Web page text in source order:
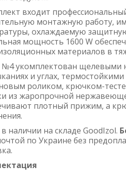
входит
монтажную работу,
охлаждаемую
мощность 1600 W
материалов в
укомплектован щелевыми
и углах,
роликом, крючком-
из жаропрочной
плотный прижим, а
наличии на складе GoodIzol.
по Украине без